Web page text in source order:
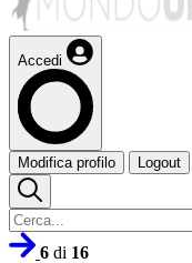
Accedi
Modifica profilo Logout
6 di 16